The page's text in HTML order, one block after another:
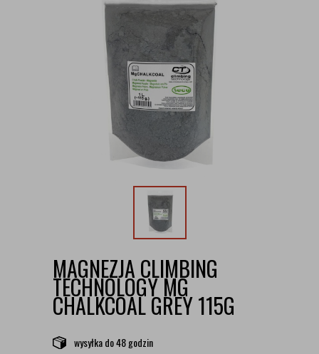
MAGNEZJA CLIMBING
TECHNOLOGY MG
CHALKCOAL GREY 115G
wysyłkado 48 godzin